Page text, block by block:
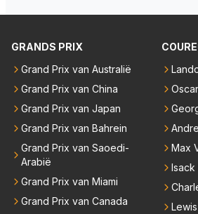
an snapte natuurlijk zijn dilemma
lekkerder te zijn maar dat is hij
om heb ik ook altijd liever een
ontroerd, door de wijze
n van een groene lolly in zijn
eten zien te houden of keuzes
ezien zijn contract doorloopt tot
e voorstellen dat hij daar nu nog
en ook af wil wachten hoe de
e komende twee jaar gaan zijn.
or zijn gezin en eigen team
GRANDS PRIX
Grand Prix van Australië
Grand Prix van China
Grand Prix van Japan
Grand Prix van Bahrein
Grand Prix van Saoedi-
Arabië
Grand Prix van Miami
Grand Prix van Canada
Max
Isack